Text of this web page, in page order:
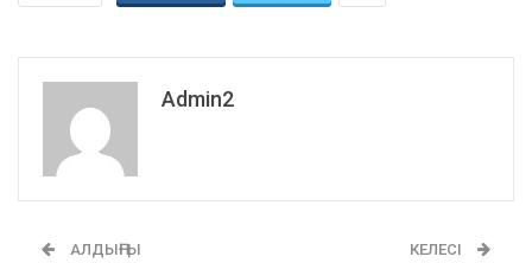
Admin2
АЛДЫҢҒЫ КЕЛЕСІ